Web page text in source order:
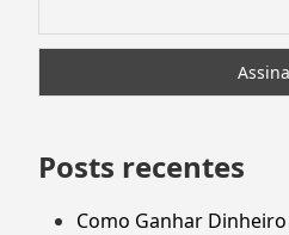
Posts recentes
Como Ganhar